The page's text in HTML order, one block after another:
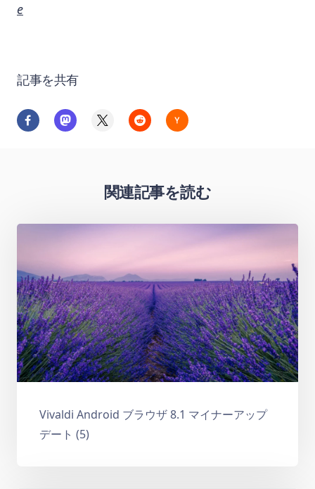
e
記事を共有
関連記事を読む
Vivaldi Android ブラウザ 8.1 マイナーアップ
デート (5)